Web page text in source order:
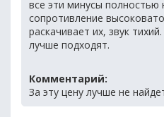
все эти минусы полностью
сопротивление
раскачивает их, звук
лучше подходят.
Комментарий:
За эту цену лучше не